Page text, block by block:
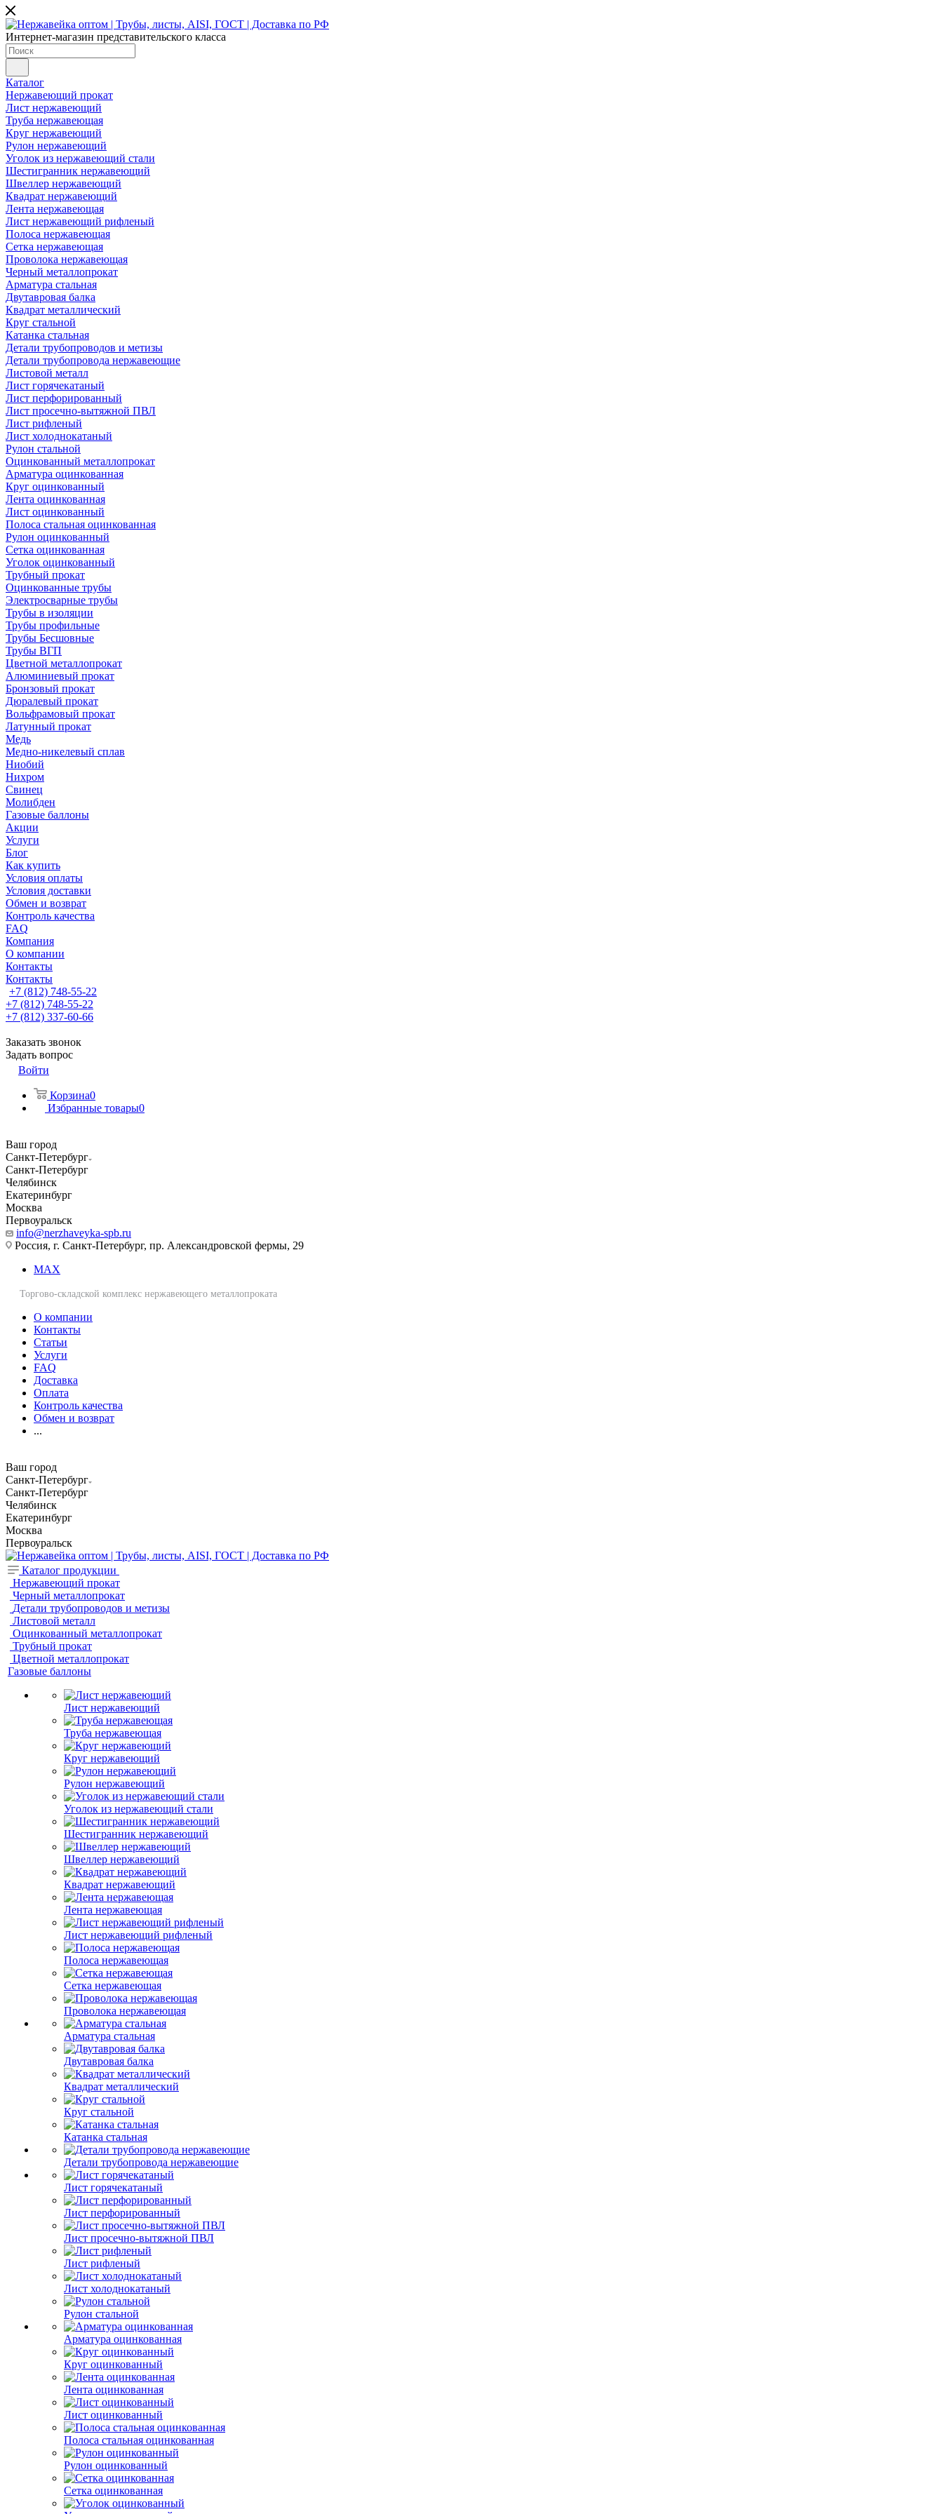
Интернет-магазин представительского класса
Каталог
Нержавеющий прокат
Лист нержавеющий
Труба нержавеющая
Круг нержавеющий
Рулон нержавеющий
Уголок из нержавеющий стали
Шестигранник нержавеющий
Швеллер нержавеющий
Квадрат нержавеющий
Лента нержавеющая
Лист нержавеющий рифленый
Полоса нержавеющая
Сетка нержавеющая
Проволока нержавеющая
Черный металлопрокат
Арматура стальная
Двутавровая балка
Квадрат металлический
Круг стальной
Катанка стальная
Детали трубопроводов и метизы
Детали трубопровода нержавеющие
Листовой металл
Лист горячекатаный
Лист перфорированный
Лист просечно-вытяжной ПВЛ
Лист рифленый
Лист холоднокатаный
Рулон стальной
Оцинкованный металлопрокат
Арматура оцинкованная
Круг оцинкованный
Лента оцинкованная
Лист оцинкованный
Полоса стальная оцинкованная
Рулон оцинкованный
Сетка оцинкованная
Уголок оцинкованный
Трубный прокат
Оцинкованные трубы
Электросварные трубы
Трубы в изоляции
Трубы профильные
Трубы Бесшовные
Трубы ВГП
Цветной металлопрокат
Алюминиевый прокат
Бронзовый прокат
Дюралевый прокат
Вольфрамовый прокат
Латунный прокат
Медь
Медно-никелевый сплав
Ниобий
Нихром
Свинец
Молибден
Газовые баллоны
Акции
Услуги
Блог
Как купить
Условия оплаты
Условия доставки
Обмен и возврат
Контроль качества
FAQ
Компания
О компании
Контакты
Контакты
+7 (812) 748-55-22
+7 (812) 748-55-22
+7 (812) 337-60-66
Заказать звонок
Задать вопрос
Войти
Корзина0
Избранные товары0
Ваш город
Санкт-Петербург
Санкт-Петербург
Челябинск
Екатеринбург
Москва
Первоуральск
info@nerzhaveyka-spb.ru
Россия, г. Санкт-Петербург, пр. Александровской фермы, 29
MAX
Торгово-складской комплекс нержавеющего металлопроката
О компании
Контакты
Статьи
Услуги
FAQ
Доставка
Оплата
Контроль качества
Обмен и возврат
...
Ваш город
Санкт-Петербург
Санкт-Петербург
Челябинск
Екатеринбург
Москва
Первоуральск
Каталог продукции
Нержавеющий прокат
Черный металлопрокат
Детали трубопроводов и метизы
Листовой металл
Оцинкованный металлопрокат
Трубный прокат
Цветной металлопрокат
Газовые баллоны
Лист нержавеющий
Труба нержавеющая
Круг нержавеющий
Рулон нержавеющий
Уголок из нержавеющий стали
Шестигранник нержавеющий
Швеллер нержавеющий
Квадрат нержавеющий
Лента нержавеющая
Лист нержавеющий рифленый
Полоса нержавеющая
Сетка нержавеющая
Проволока нержавеющая
Арматура стальная
Двутавровая балка
Квадрат металлический
Круг стальной
Катанка стальная
Детали трубопровода нержавеющие
Лист горячекатаный
Лист перфорированный
Лист просечно-вытяжной ПВЛ
Лист рифленый
Лист холоднокатаный
Рулон стальной
Арматура оцинкованная
Круг оцинкованный
Лента оцинкованная
Лист оцинкованный
Полоса стальная оцинкованная
Рулон оцинкованный
Сетка оцинкованная